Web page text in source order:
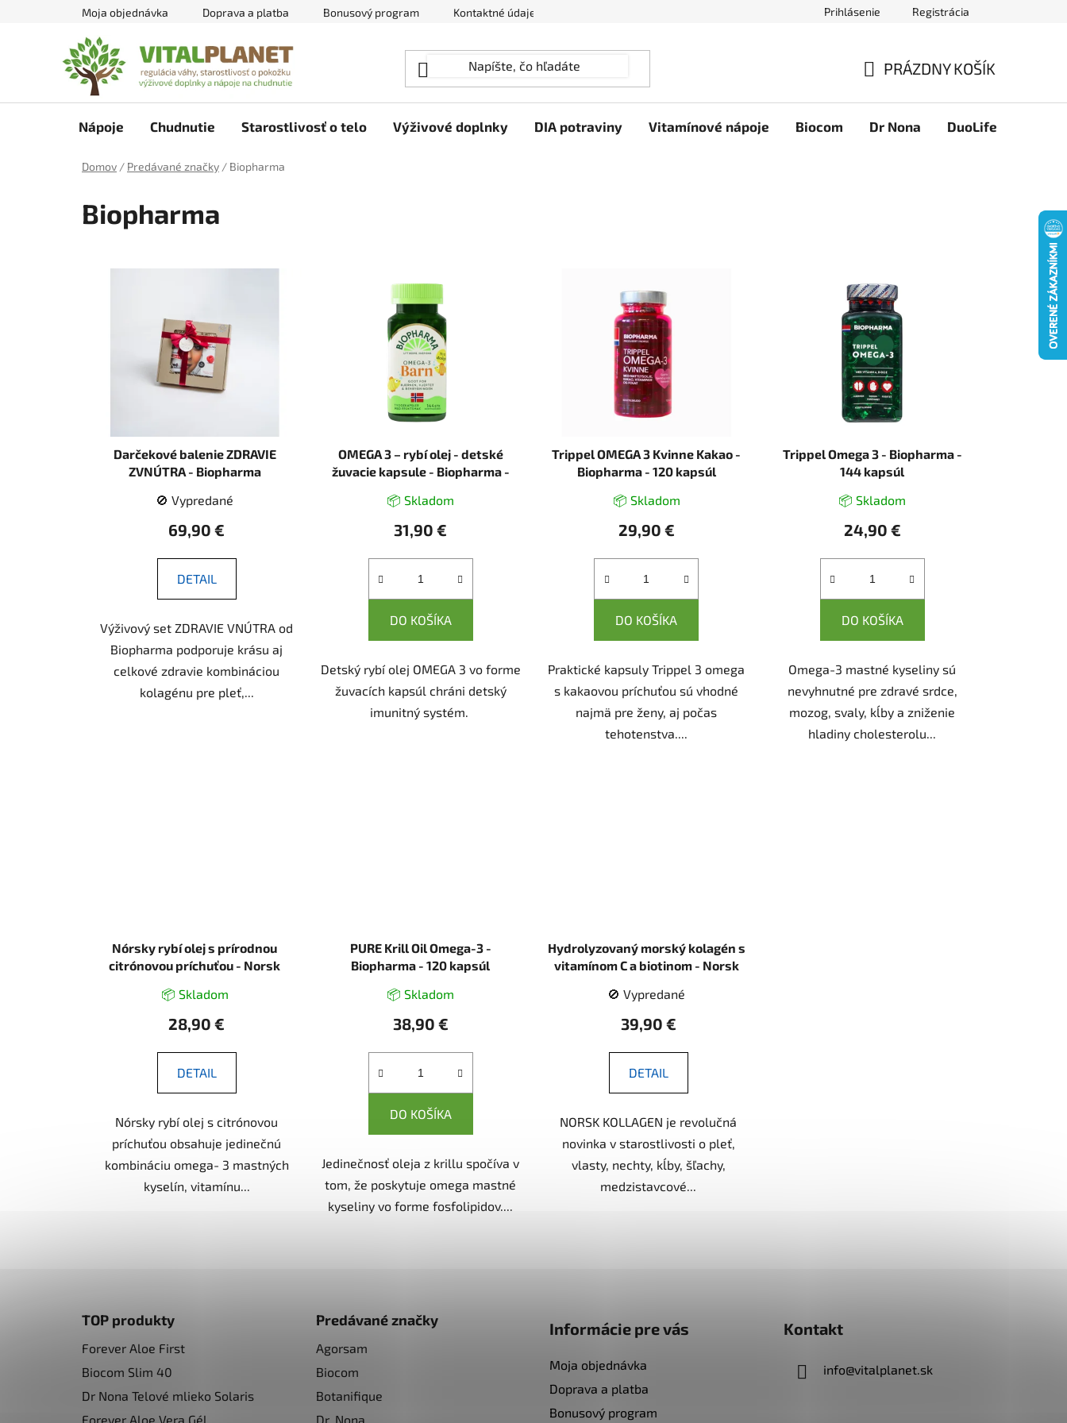
Moja objednávka Doprava a platba Bonusový program Kontaktné údaje Ako nakupovať Obchodné podmienky
Prihlásenie Registrácia
KOŠÍK
PRÁZDNY KOŠÍK
Nápoje Chudnutie Starostlivosť o telo Výživové doplnky DIA potraviny Vitamínové nápoje Biocom Dr Nona DuoLife
Domov / Predávané značky / Biopharma
Biopharma
Darčekové balenie ZDRAVIE
ZVNÚTRA - Biopharma
🚫 Vypredané
69,90 €
DETAIL
Výživový set ZDRAVIE VNÚTRA od
Biopharma podporuje krásu aj
celkové zdravie kombináciou
kolagénu pre pleť,...
OMEGA 3 – rybí olej - detské
žuvacie kapsule - Biopharma -
📦 Skladom
31,90 €
DO KOŠÍKA
Detský rybí olej OMEGA 3 vo forme
žuvacích kapsúl chráni detský
imunitný systém.
Trippel OMEGA 3 Kvinne Kakao -
Biopharma - 120 kapsúl
📦 Skladom
29,90 €
DO KOŠÍKA
Praktické kapsuly Trippel 3 omega
s kakaovou príchuťou sú vhodné
najmä pre ženy, aj počas
tehotenstva....
Trippel Omega 3 - Biopharma -
144 kapsúl
📦 Skladom
24,90 €
DO KOŠÍKA
Omega-3 mastné kyseliny sú
nevyhnutné pre zdravé srdce,
mozog, svaly, kĺby a zniženie
hladiny cholesterolu...
Nórsky rybí olej s prírodnou
citrónovou príchuťou - Norsk
📦 Skladom
28,90 €
DETAIL
Nórsky rybí olej s citrónovou
príchuťou obsahuje jedinečnú
kombináciu omega- 3 mastných
kyselín, vitamínu...
PURE Krill Oil Omega-3 -
Biopharma - 120 kapsúl
📦 Skladom
38,90 €
DO KOŠÍKA
Jedinečnosť oleja z krillu spočíva v
tom, že poskytuje omega mastné
kyseliny vo forme fosfolipidov....
Hydrolyzovaný morský kolagén s
vitamínom C a biotinom - Norsk
🚫 Vypredané
39,90 €
DETAIL
NORSK KOLLAGEN je revolučná
novinka v starostlivosti o pleť,
vlasty, nechty, kĺby, šľachy,
medzistavcové...
TOP produkty
Forever Aloe First
Biocom Slim 40
Dr Nona Telové mlieko Solaris
Forever Aloe Vera Gél
Predávané značky
Agorsam
Biocom
Botanifique
Dr. Nona
Informácie pre vás
Moja objednávka
Doprava a platba
Bonusový program
Kontakt
info@vitalplanet.sk